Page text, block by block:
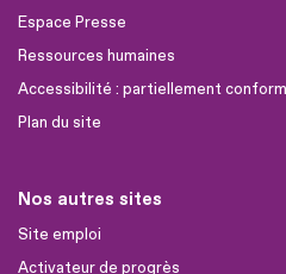
Espace Presse
Ressources humaines
Accessibilité : partiellement
Plan du site
Nos autres sites
Site emploi
Activateur de progrès